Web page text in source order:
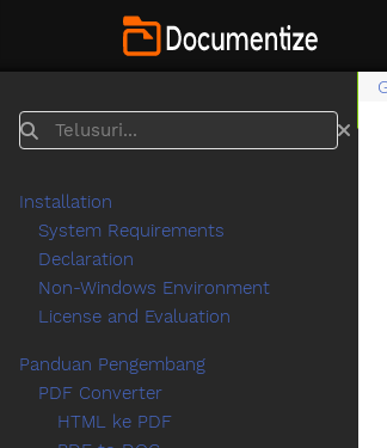
Telusuri
Installation
System Requirements
Declaration
Non-Windows Environment
License and Evaluation
Panduan Pengembang
PDF Converter
HTML ke PDF